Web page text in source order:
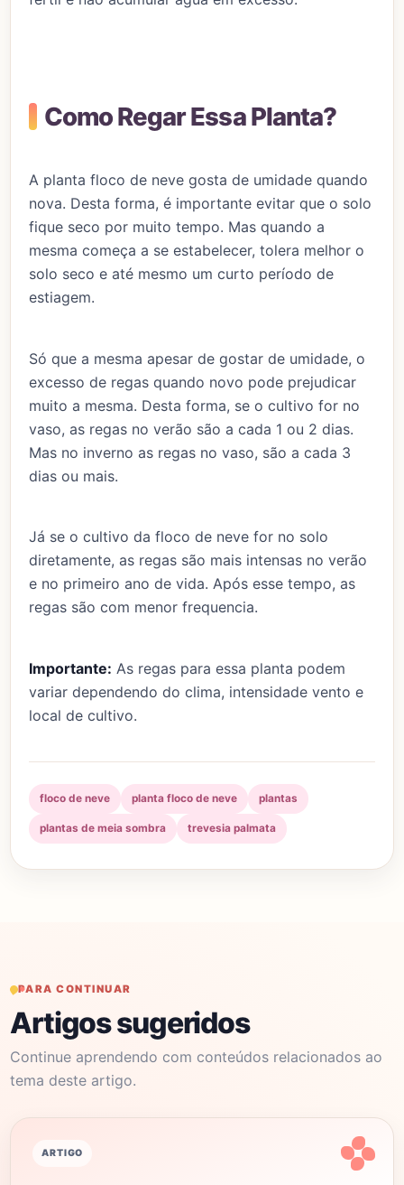
Como Regar Essa Planta?
A planta floco de neve gosta de umidade quando
nova. Desta forma, é importante evitar que o solo
fique seco por muito tempo. Mas quando a
mesma começa a se estabelecer, tolera melhor o
solo seco e até mesmo um curto período de
estiagem.
Só que a mesma apesar de gostar de umidade, o
excesso de regas quando novo pode prejudicar
muito a mesma. Desta forma, se o cultivo for no
vaso, as regas no verão são a cada 1 ou 2 dias.
Mas no inverno as regas no vaso, são a cada 3
dias ou mais.
Já se o cultivo da floco de neve for no solo
diretamente, as regas são mais intensas no verão
e no primeiro ano de vida. Após esse tempo, as
regas são com menor frequencia.
Importante: As regas para essa planta podem
variar dependendo do clima, intensidade vento e
local de cultivo.
floco de neve planta floco de neve plantas
plantas de meia sombra trevesia palmata
PARA CONTINUAR
Artigos sugeridos
Continue aprendendo com conteúdos relacionados ao
tema deste artigo.
ARTIGO